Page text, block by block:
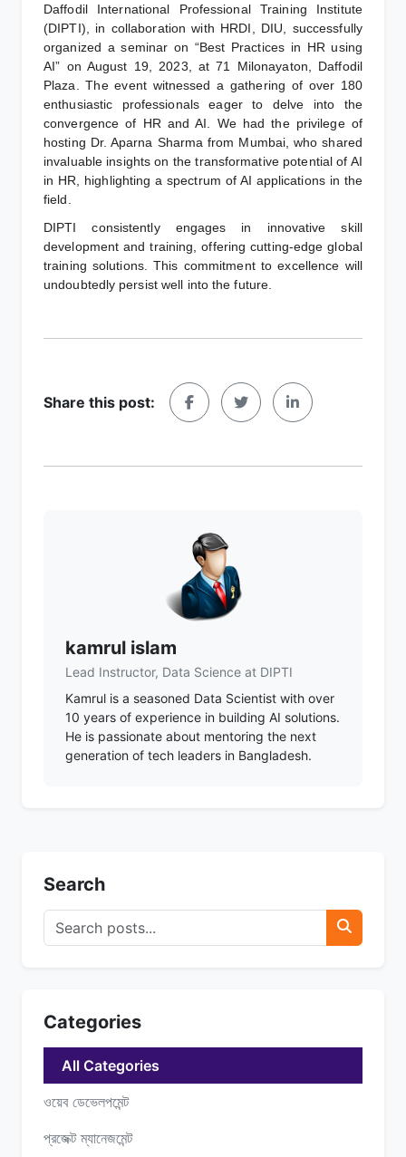
Daffodil International Professional Training Institute
(DIPTI), in collaboration with HRDI, DIU, successfully
organized a seminar on “Best Practices in HR using
AI” on August 19, 2023, at 71 Milonayaton, Daffodil
Plaza. The event witnessed a gathering of over 180
enthusiastic professionals eager to delve into the
convergence of HR and AI. We had the privilege of
hosting Dr. Aparna Sharma from Mumbai, who shared
invaluable insights on the transformative potential of AI
in HR, highlighting a spectrum of AI applications in the
field.
DIPTI consistently engages in innovative skill
development and training, offering cutting-edge global
training solutions. This commitment to excellence will
undoubtedly persist well into the future.
Share this post:
kamrul islam
Lead Instructor, Data Science at DIPTI
Kamrul is a seasoned Data Scientist with over
10 years of experience in building AI solutions.
He is passionate about mentoring the next
generation of tech leaders in Bangladesh.
Search
Categories
All Categories
ওয়েব ডেভেলপমেন্ট
প্রজেক্ট ম্যানেজমেন্ট